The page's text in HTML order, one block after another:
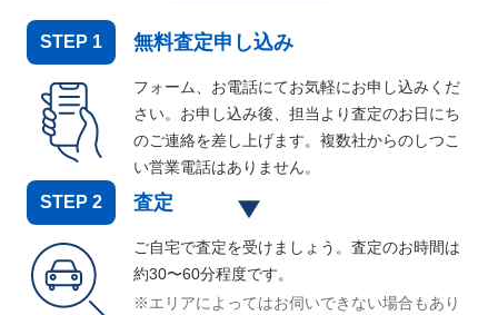
STEP 1 無料査定申し込み
フォーム、お電話にてお気軽にお申し込みくだ
さい。お申し込み後、担当より査定のお日にち
のご連絡を差し上げます。複数社からのしつこ
い営業電話はありません。
STEP 2 査定
ご自宅で査定を受けましょう。査定のお時間は
約30〜60分程度です。
※エリアによってはお伺いできない場合もあり